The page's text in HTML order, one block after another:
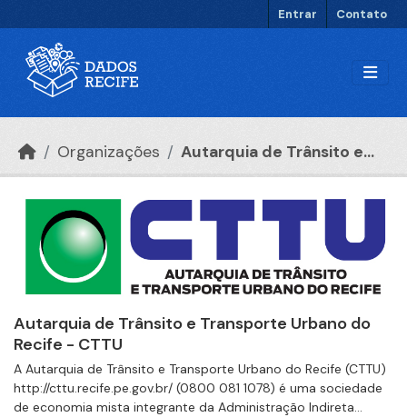
Entrar Contato
Organizações Autarquia de Trânsito e...
Autarquia de Trânsito e Transporte Urbano do
Recife - CTTU
A Autarquia de Trânsito e Transporte Urbano do Recife (CTTU)
http://cttu.recife.pe.gov.br/ (0800 081 1078) é uma sociedade
de economia mista integrante da Administração Indireta...